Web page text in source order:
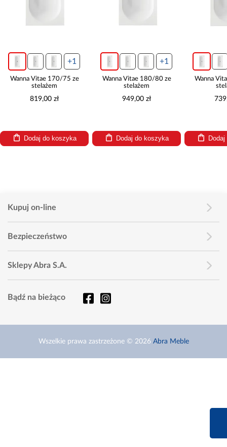
+1
Wanna Vitae 170/75 ze
stelażem
819,00 zł
Dodaj do koszyka
+1
Wanna Vitae 180/80 ze
stelażem
949,00 zł
Dodaj do koszyka
Wanna
Kupuj on-line
Bezpieczeństwo
Sklepy Abra S.A.
Bądź na bieżąco
Wszelkie prawa zastrzeżone © 2026 Abra Meble